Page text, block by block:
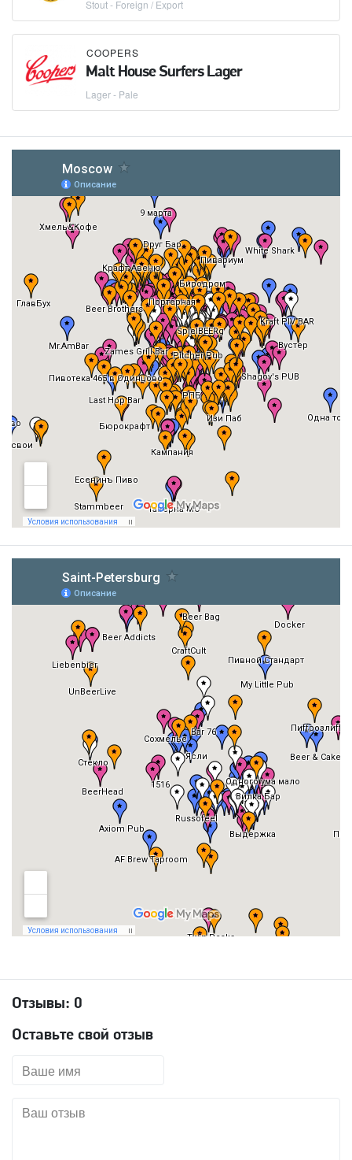
Stout - Foreign / Export
COOPERS
Malt House Surfers Lager
Lager - Pale
Отзывы: 0
Оставьте свой отзыв